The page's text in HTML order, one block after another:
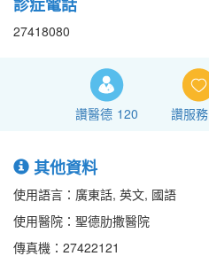
診症電話
27418080
讚醫德 120 讚服務
其他資料
使用語言：廣東話, 英文, 國語
使用醫院：聖德肋撒醫院
傳真機：27422121